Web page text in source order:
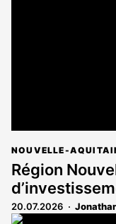
NOUVELLE-
Région
20.07.2026